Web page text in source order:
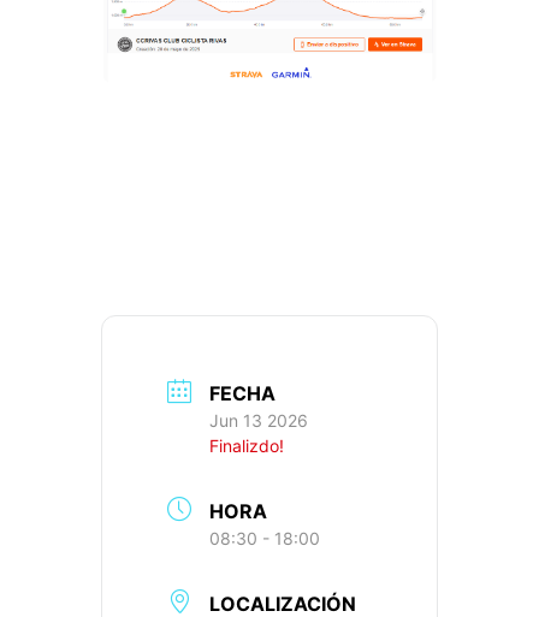
FECHA
Jun 13 2026
Finalizdo!
HORA
08:30 - 18:00
LOCALIZACIÓN